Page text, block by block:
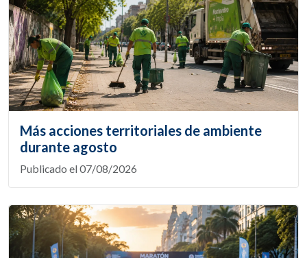
Más acciones territoriales de ambiente
durante agosto
Publicado el 07/08/2026